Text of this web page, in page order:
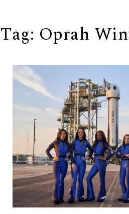
Tag: Oprah